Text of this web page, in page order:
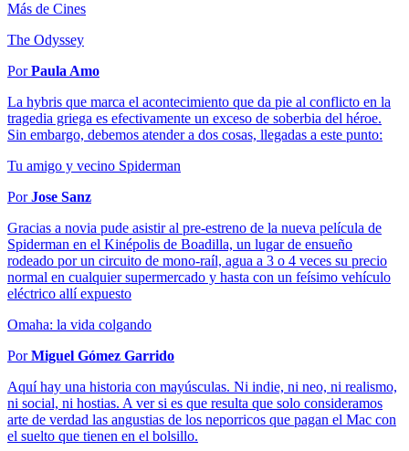
Más de Cines
The Odyssey
PorPaula Amo
La hybris que marca el acontecimiento que da pie al conflicto en la
tragedia griega es efectivamente un exceso de soberbia del héroe.
Sin embargo, debemos atender a dos cosas, llegadas a este punto:
Tu amigo y vecino Spiderman
PorJose Sanz
Gracias a novia pude asistir al pre-estreno de la nueva película de
Spiderman en el Kinépolis de Boadilla, un lugar de ensueño
rodeado por un circuito de mono-raíl, agua a 3 o 4 veces su precio
normal en cualquier supermercado y hasta con un feísimo vehículo
eléctrico allí expuesto
Omaha: la vida colgando
PorMiguel Gómez Garrido
Aquí hay una historia con mayúsculas. Ni indie, ni neo, ni realismo,
ni social, ni hostias. A ver si es que resulta que solo consideramos
arte de verdad las angustias de los neporricos que pagan el Mac con
el suelto que tienen en el bolsillo.